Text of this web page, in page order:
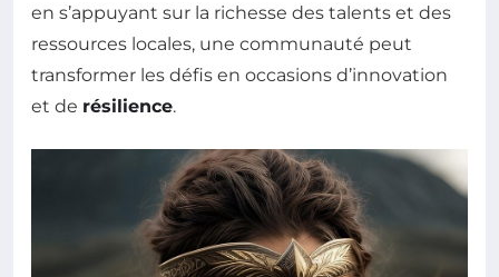
en s’appuyant sur la richesse des talents et des
ressources locales, une communauté peut
transformer les défis en occasions d’innovation
et de résilience.